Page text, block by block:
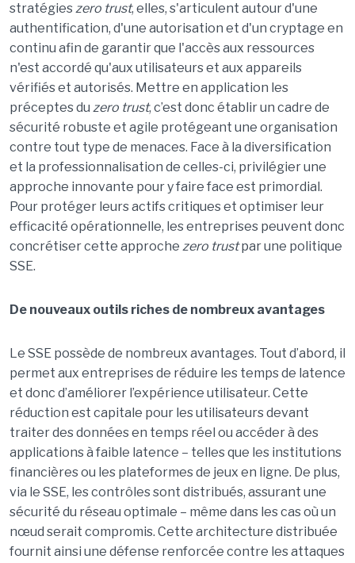
stratégieszero trust, elles, s'articulent autour d'une
authentification, d'une autorisation et d'un cryptage en
continu afin de garantir que l'accès aux ressources
n'est accordé qu'aux utilisateurs et aux appareils
vérifiés et autorisés. Mettre en application les
préceptes du zero trust, c’est donc établir un cadre de
sécurité robuste et agile protégeant une organisation
contre tout type de menaces. Face à la diversification
et la professionnalisation de celles-ci, privilégier une
approche innovante pour y faire face est primordial.
Pour protéger leurs actifs critiques et optimiser leur
efficacité opérationnelle, les entreprises peuvent donc
concrétiser cette approche zero trustpar une politique
SSE.
De nouveaux outils riches de nombreux avantages
Le SSE possède de nombreux avantages. Tout d’abord, il
permet aux entreprises de réduire les temps de latence
et donc d’améliorer l’expérience utilisateur. Cette
réduction est capitale pour les utilisateurs devant
traiter des données en temps réel ou accéder à des
applications à faible latence – telles que les institutions
financières ou les plateformes de jeux en ligne. De plus,
via le SSE, les contrôles sont distribués, assurant une
sécurité du réseau optimale – même dans les cas où un
nœud serait compromis. Cette architecture distribuée
fournit ainsi une défense renforcée contre les attaques